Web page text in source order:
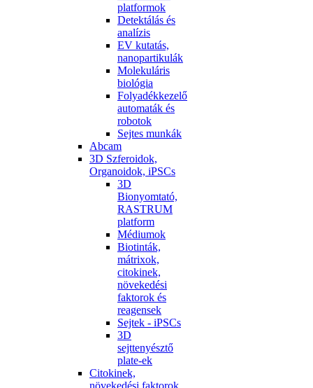
platformok
Detektálás és
analízis
EV kutatás,
nanopartikulák
Molekuláris
biológia
Folyadékkezelő
automaták és
robotok
Sejtes munkák
Abcam
3D Szferoidok,
Organoidok, iPSCs
3D
Bionyomtató,
RASTRUM
platform
Médiumok
Biotinták,
mátrixok,
citokinek,
növekedési
faktorok és
reagensek
Sejtek - iPSCs
3D
sejttenyésztő
plate-ek
Citokinek,
növekedési faktorok